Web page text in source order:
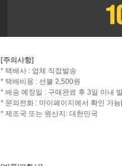
[주의사항]
* 택배사 : 업체 직접발송
* 택배비용 : 선불 2,500원
* 배송 예정일 : 구매완료 후 3일 이내
* 문의전화 : 마이페이지에서 확인 가
* 제조국 또는 원산지: 대한민국